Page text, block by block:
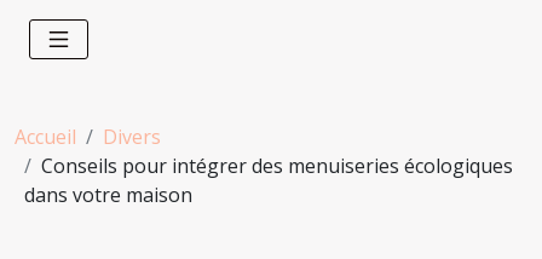
Accueil
Divers
Conseils pour intégrer des menuiseries écologiques
dans votre maison